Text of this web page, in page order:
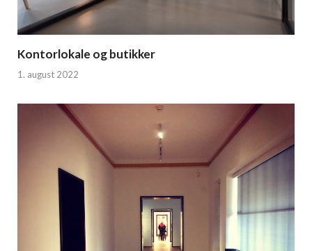
Kontorlokale og butikker
1. august 2022